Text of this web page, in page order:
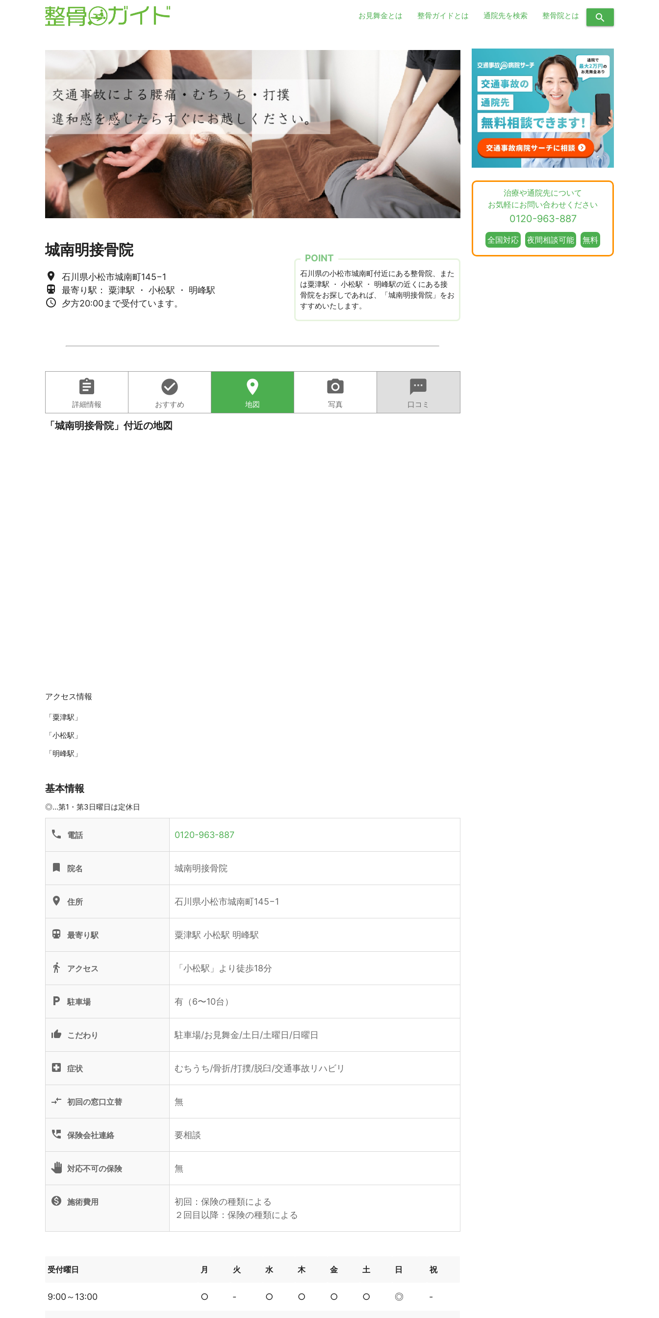
お見舞金とは 整骨ガイドとは 通院先を検索 整骨院とは search
城南明接骨院
place 石川県小松市城南町145−1
directions_subway 最寄り駅： 粟津駅 ・ 小松駅 ・ 明峰駅
access_time 夕方20:00まで受付ています。
POINT
石川県の小松市城南町付近にある整骨院、また
は粟津駅 ・ 小松駅 ・ 明峰駅の近くにある接
骨院をお探しであれば、「城南明接骨院」をお
すすめいたします。
assignment
詳細情報
check_circle
おすすめ
location_on
地図
camera_alt
写真
sms
口コミ
「城南明接骨院」付近の地図
アクセス情報
「粟津駅」
「小松駅」
「明峰駅」
基本情報
◎…第1・第3日曜日は定休日
phone 電話 0120-963-887
turned_in 院名 城南明接骨院
location_on 住所 石川県小松市城南町145−1
directions_subway 最寄り駅 粟津駅 小松駅 明峰駅
directions_walk アクセス 「小松駅」より徒歩18分
local_parking 駐車場 有（6〜10台）
thumb_up_alt こだわり 駐車場/お見舞金/土日/土曜日/日曜日
local_hospital 症状 むちうち/骨折/打撲/脱臼/交通事故リハビリ
compare_arrows 初回の窓口立替 無
perm_phone_msg 保険会社連絡 要相談
pan_tool 対応不可の保険 無
monetization_on 施術費用
初回：保険の種類による
２回目以降：保険の種類による
受付曜日 月 火 水 木 金 土 日 祝
9:00～13:00 ○ ‐ ○ ○ ○ ○ ◎ ‐
治療や通院先について
お気軽にお問い合わせください
0120-963-887
全国対応 夜間相談可能 無料